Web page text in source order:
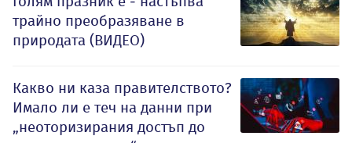
трайно преобразяване в
природата (ВИДЕО)
Какво ни каза правителството?
Имало ли е теч на данни при
„неоторизирания достъп до